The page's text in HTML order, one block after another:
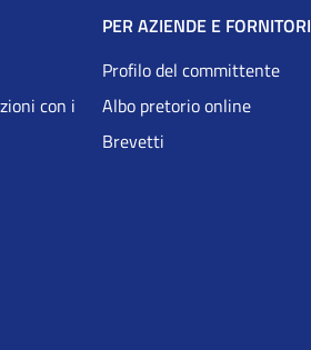
con i
PER AZIENDE E FORNITORI
Profilo del committente
Albo pretorio online
Brevetti